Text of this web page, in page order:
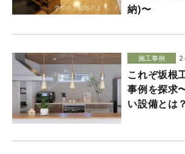
納)〜
施工事例
これぞ坂根
事例を探求
い設備とは